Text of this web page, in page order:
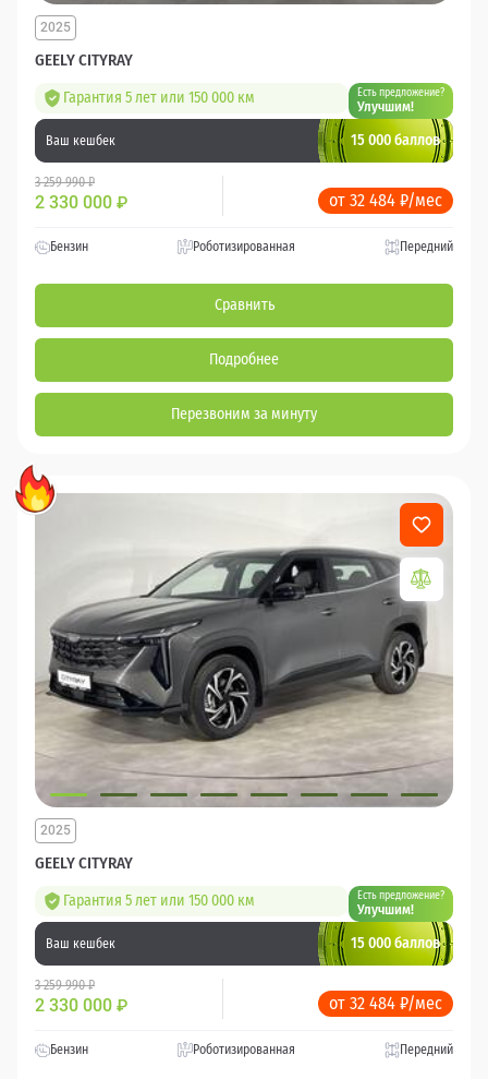
GEELY CITYRAY
2025
Гарантия 5 лет или 150 000 км Есть предложение?
Улучшим!
Ваш кешбек 15 000 баллов
3 259 990 ₽
2 330 000 ₽ от 32 484 ₽/мес
Бензин Роботизированная Передний
Сравнить
Подробнее
Перезвоним за минуту
GEELY CITYRAY
2025
Гарантия 5 лет или 150 000 км Есть предложение?
Улучшим!
Ваш кешбек 15 000 баллов
3 259 990 ₽
2 330 000 ₽ от 32 484 ₽/мес
Бензин Роботизированная Передний